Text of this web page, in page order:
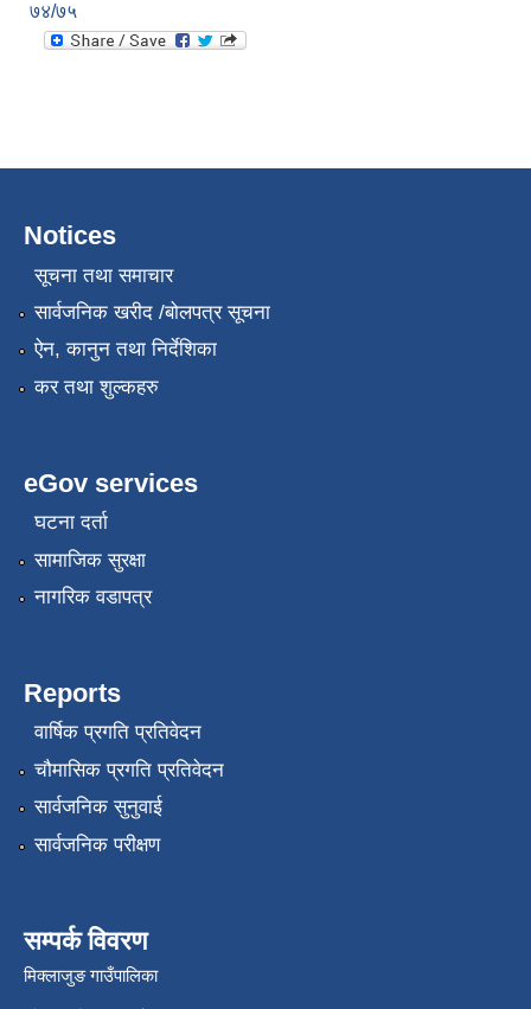
७४/७५
Notices
सूचना तथा समाचार
सार्वजनिक खरीद /बोलपत्र सूचना
ऐन, कानुन तथा निर्देशिका
कर तथा शुल्कहरु
eGov services
घटना दर्ता
सामाजिक सुरक्षा
नागरिक वडापत्र
Reports
वार्षिक प्रगति प्रतिवेदन
चौमासिक प्रगति प्रतिवेदन
सार्वजनिक सुनुवाई
सार्वजनिक परीक्षण
सम्पर्क विवरण
मिक्लाजुङ गाउँपालिका